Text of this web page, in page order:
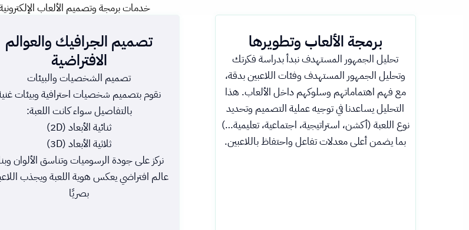
خدمات برمجة وتصميم الألعاب
برمجة الألعاب وتطويرها
تحليل الجمهور المستهدف نبدأ بدراسة فكرتك
وتحليل الجمهور المستهدف وفئات اللاعبين بدقة،
مع فهم اهتماماتهم وسلوكهم داخل الألعاب. هذا
التحليل يساعدنا في توجيه عملية التصميم وتحديد
نوع اللعبة (أكشن، استراتيجية، اجتماعية، تعليمية…)
بما يضمن أعلى معدلات تفاعل واحتفاظ باللاعبين.
تصميم الجرافيك والعوالم
الافتراضية
تصميم الشخصيات والبيئات
نقوم بتصميم شخصيات احترافية وبيئات
بالتفاصيل سواء كانت اللعبة:
ثنائية الأبعاد (2D)
ثلاثية الأبعاد (3D)
نركز على جودة الرسوميات وتناسق الألوان
عالم افتراضي يعكس هوية اللعبة ويجذب
بصريًا